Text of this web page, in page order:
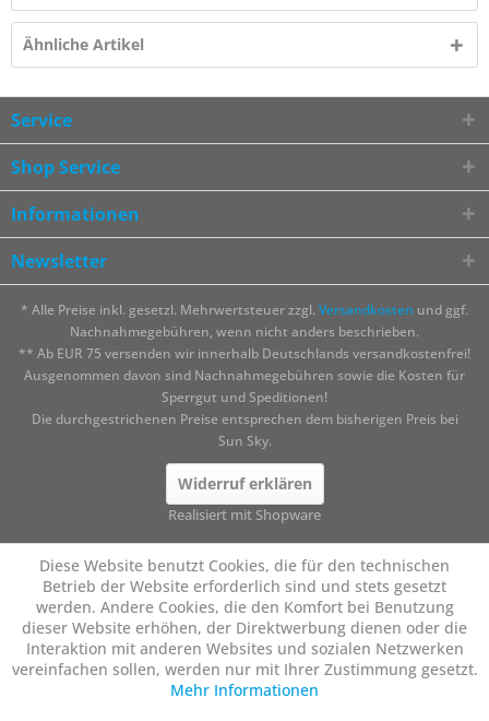
Ähnliche Artikel
Service
Shop Service
Informationen
Newsletter
* Alle Preise inkl. gesetzl. Mehrwertsteuer zzgl. Versandkosten und ggf.
Nachnahmegebühren, wenn nicht anders beschrieben.
** Ab EUR 75 versenden wir innerhalb Deutschlands versandkostenfrei!
Ausgenommen davon sind Nachnahmegebühren sowie die Kosten für
Sperrgut und Speditionen!
Die durchgestrichenen Preise entsprechen dem bisherigen Preis bei
Sun Sky.
Widerruf erklären
Realisiert mit Shopware
Diese Website benutzt Cookies, die für den technischen
Betrieb der Website erforderlich sind und stets gesetzt
werden. Andere Cookies, die den Komfort bei Benutzung
dieser Website erhöhen, der Direktwerbung dienen oder die
Interaktion mit anderen Websites und sozialen Netzwerken
vereinfachen sollen, werden nur mit Ihrer Zustimmung gesetzt.
Mehr Informationen